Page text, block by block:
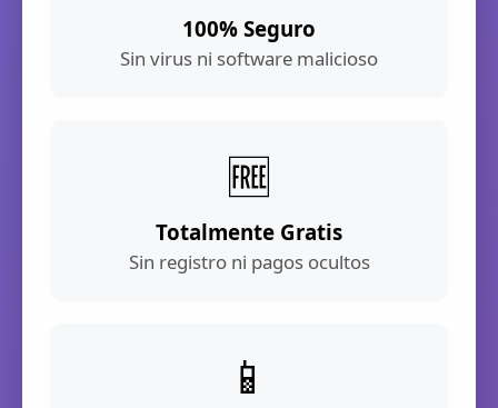
100% Seguro
Sin virus ni software malicioso
🆓
Totalmente Gratis
Sin registro ni pagos ocultos
📱